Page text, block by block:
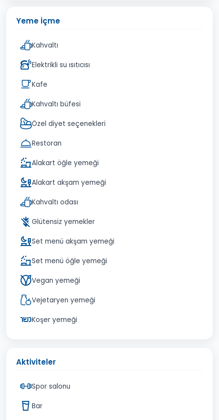
Yeme İçme
Kahvaltı
Elektrikli su ısıtıcısı
Kafe
Kahvaltı büfesi
Özel diyet seçenekleri
Restoran
Alakart öğle yemeği
Alakart akşam yemeği
Kahvaltı odası
Glütensiz yemekler
Set menü akşam yemeği
Set menü öğle yemeği
Vegan yemeği
Vejetaryen yemeği
Koşer yemeği
Aktiviteler
Spor salonu
Bar